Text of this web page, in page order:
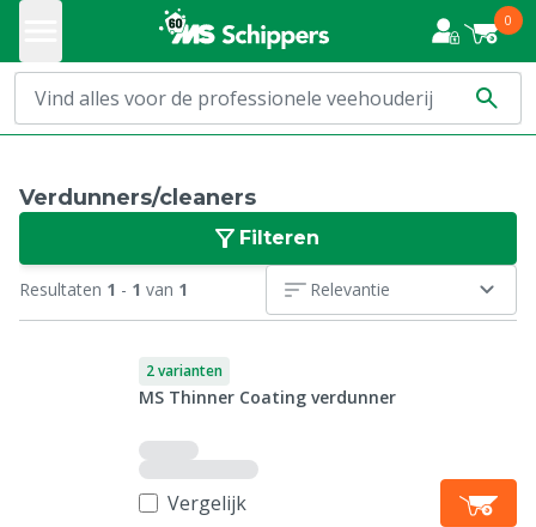
0
Verdunners/cleaners
Filteren
Resultaten 1 - 1 van 1 Relevantie
2 varianten
MS Thinner Coating verdunner
Vergelijk